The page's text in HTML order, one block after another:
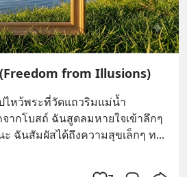
from Illusions)
หว้พระที่วัดแถวริมแม่น้ำ
จากโบสถ์ ฉันสูดลมหายใจเข้าลึกๆ
ฉันสัมผัสได้ถึงความสุขเล็กๆ ท